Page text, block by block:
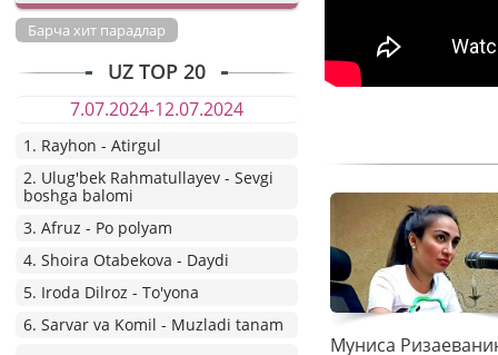
Барча хит парадлар
UZ TOP 20
7.07.2024-12.07.2024
1. Rayhon - Atirgul
2. Ulug'bek Rahmatullayev - Sevgi
boshga balomi
3. Afruz - Po polyam
4. Shoira Otabekova - Daydi
5. Iroda Dilroz - To'yona
6. Sarvar va Komil - Muzladi tanam